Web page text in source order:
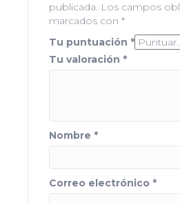
publicada. Los campos
marcados con *
Tu puntuación *
Tu valoración *
Nombre *
Correo electrónico *